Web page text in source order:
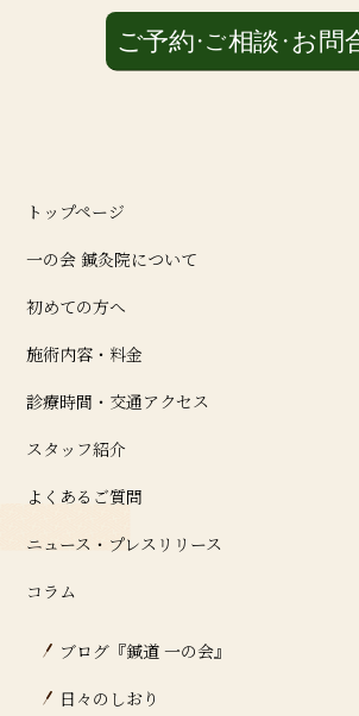
トップページ
一の会 鍼灸院について
初めての方へ
施術内容・料金
診療時間・交通アクセス
スタッフ紹介
よくあるご質問
ニュース・プレスリリース
コラム
ブログ『鍼道 ⼀の会』
日々のしおり